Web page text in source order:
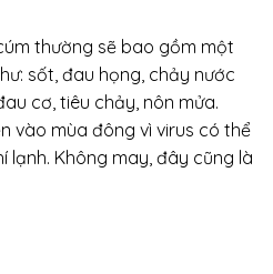
thường sẽ bao gồm một
sốt, đau họng, chảy nước
cơ, tiêu chảy, nôn mửa.
vào mùa đông vì virus có thể
lạnh. Không may, đây cũng là